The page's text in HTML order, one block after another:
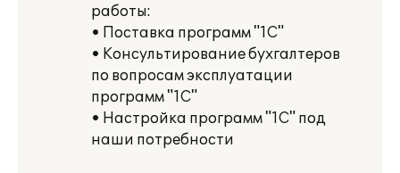
работы:
• Поставка программ "1С"
• Консультирование бухгалтеров
по вопросам эксплуатации
программ "1С"
• Настройка программ "1С" под
наши потребности